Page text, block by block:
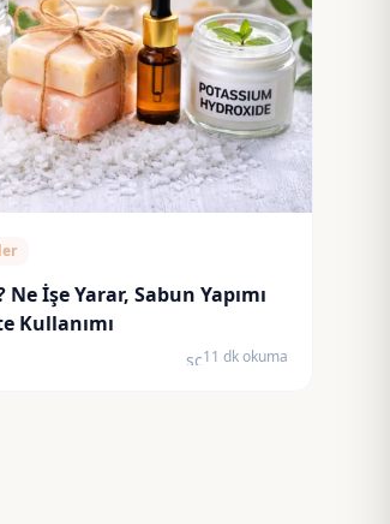
İşe Yarar, Sabun Yapımı
Kullanımı
schedule
11 dk okuma